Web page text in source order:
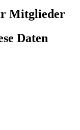
Mitglieder
Daten